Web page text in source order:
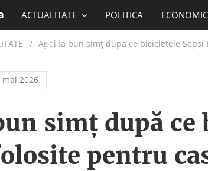
ACTUALITATE POLITICA ECONOMIC
EDUCATIE
/ Apel la bun simț după ce bicicletele
mai 2026
simț după ce
pentru